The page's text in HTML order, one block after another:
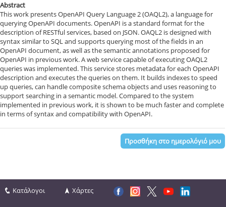
Abstract
This work presents OpenAPI Query Language 2 (OAQL2), a language for
querying OpenAPI documents. OpenAPI is a standard format for the
description of RESTful services, based on JSON. OAQL2 is designed with
syntax similar to SQL and supports querying most of the fields in an
OpenAPI document, as well as the semantic annotations proposed for
OpenAPI in previous work. A web service capable of executing OAQL2
queries was implemented. This service stores metadata for each OpenAPI
description and executes the queries on them. It builds indexes to speed
up queries, can handle composite schema objects and uses reasoning to
support searching in a semantic model. Compared to the system
implemented in previous work, it is shown to be much faster and complete
in terms of syntax and compatibility with OpenAPI.
Προσθήκη στο ημερολόγιό μου
Κατάλογοι Χάρτες